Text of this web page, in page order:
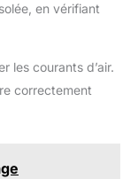
en vérifiant
les courants d’air.
correctement